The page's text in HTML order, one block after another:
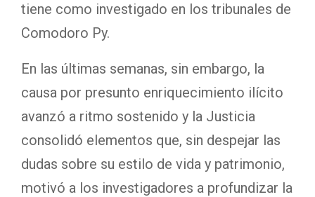
tiene como investigado en los tribunales de
Comodoro Py.
En las últimas semanas, sin embargo, la
causa por presunto enriquecimiento ilícito
avanzó a ritmo sostenido y la Justicia
consolidó elementos que, sin despejar las
dudas sobre su estilo de vida y patrimonio,
motivó a los investigadores a profundizar la